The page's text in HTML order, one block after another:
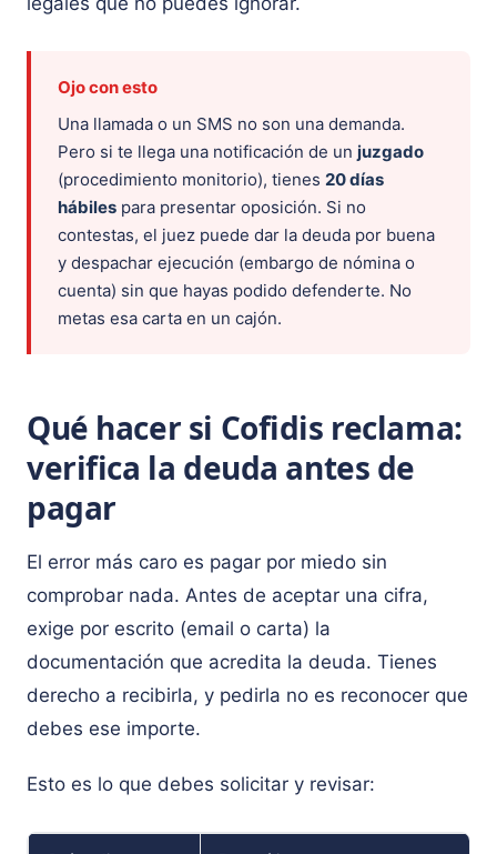
Ojo con esto
Una llamada o un SMS no son una demanda.
Pero si te llega una notificación de un juzgado
(procedimiento monitorio), tienes 20 días
hábiles para presentar oposición. Si no
contestas, el juez puede dar la deuda por buena
y despachar ejecución (embargo de nómina o
cuenta) sin que hayas podido defenderte. No
metas esa carta en un cajón.
Qué hacer si Cofidis reclama:
verifica la deuda antes de
pagar
El error más caro es pagar por miedo sin
comprobar nada. Antes de aceptar una cifra,
exige por escrito (email o carta) la
documentación que acredita la deuda. Tienes
derecho a recibirla, y pedirla no es reconocer que
debes ese importe.
Esto es lo que debes solicitar y revisar: